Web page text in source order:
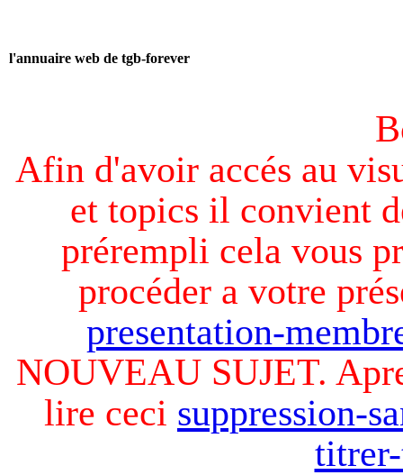
l'annuaire web de tgb-forever
Afin d'avoir accés au
et topics il convient
prérempli cela vous
procéder a votre
presentation-
NOUVEAU SUJET.
lire ceci suppression-